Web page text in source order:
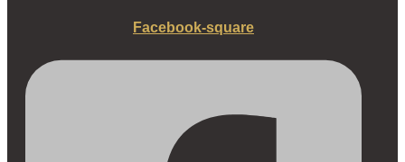
Facebook-square